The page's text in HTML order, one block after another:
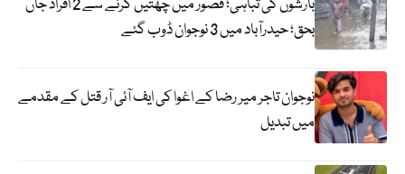
بارشوں کی تباہی؛ قصور میں چھتیں گرنے سے 2 افراد جاں
بحق؛ حیدرآباد میں 3 نوجوان ڈوب گئے
نوجوان تاجر میر رضا کے اغوا کی ایف آئی آر قتل کے مقدمے
میں تبدیل